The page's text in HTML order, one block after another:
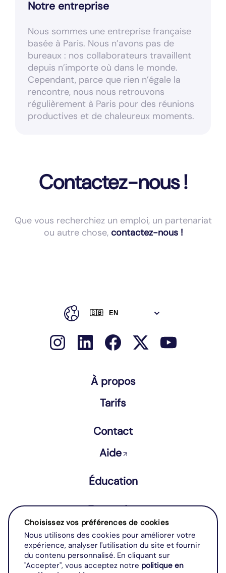
Notre entreprise
Nous sommes une entreprise française
basée à Paris. Nous n’avons pas de
bureaux : nos collaborateurs travaillent
depuis n’importe où dans le monde.
Cependant, parce que rien n’égale la
rencontre, nous nous retrouvons
régulièrement à Paris pour des réunions
productives et de chaleureux moments.
Contactez-nous !
Que vous recherchiez un emploi, un partenariat
ou autre chose, contactez-nous !
Choisissez vos préférences de cookies
Nous utilisons des cookies pour améliorer votre
expérience, analyser l'utilisation du site et fournir
du contenu personnalisé. En cliquant sur
"Accepter", vous acceptez notre politique en
À propos
Tarifs
Contact
Aide↗
Éducation
Entreprise
Conditions Générales d’Utilisation
Mentions légales